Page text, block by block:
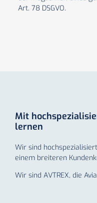
Art. 78 DSGVO.
Mit
lernen
Wir sind
einem breiteren
Wir sind AVTREX, die